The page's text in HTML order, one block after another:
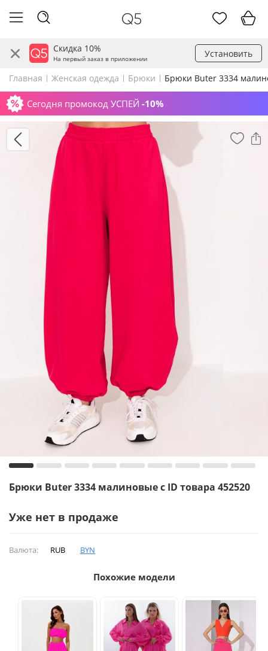
Скидка 10%
На первый заказ в приложении Установить
Главная Женская одежда Брюки Брюки Buter 3334
Сегодня промокод УСПЕЙ -10%
Брюки Buter 3334 малиновые с ID товара 452520
Уже нет в продаже
Валюта: RUB BYN
Похожие модели